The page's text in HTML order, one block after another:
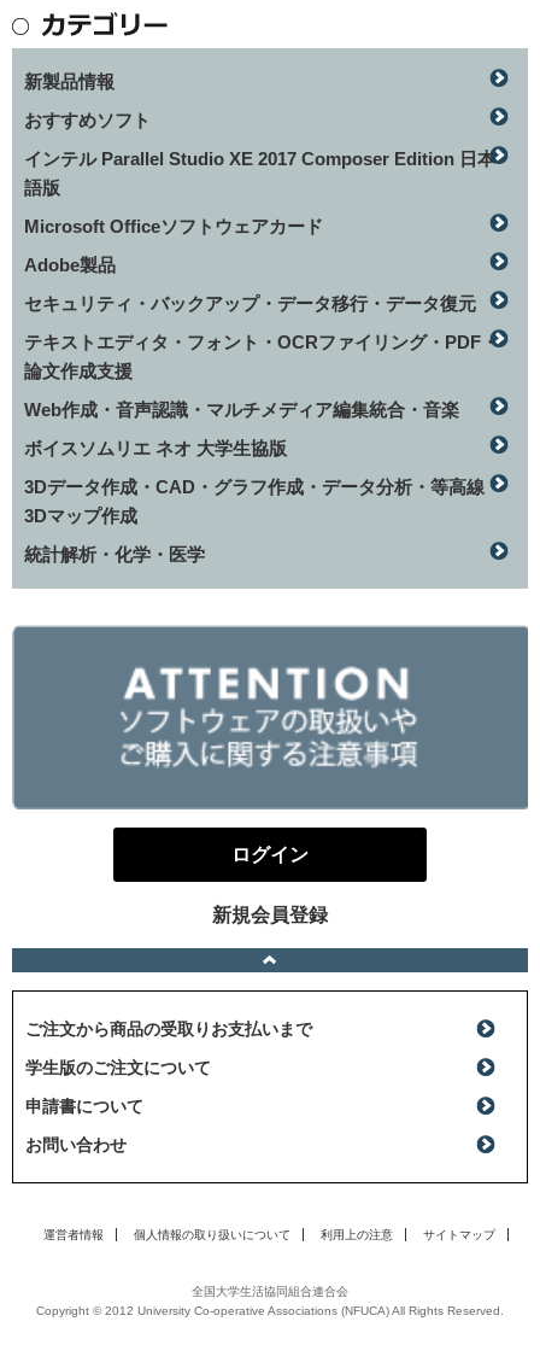
新製品情報
おすすめソフト
インテル Parallel Studio XE 2017 Composer Edition 日本
語版
Microsoft Officeソフトウェアカード
Adobe製品
セキュリティ・バックアップ・データ移行・データ復元
テキストエディタ・フォント・OCRファイリング・PDF・
論文作成支援
Web作成・音声認識・マルチメディア編集統合・音楽
ボイスソムリエ ネオ 大学生協版
3Dデータ作成・CAD・グラフ作成・データ分析・等高線
3Dマップ作成
統計解析・化学・医学
ログイン
新規会員登録
ご注文から商品の受取りお支払いまで
学生版のご注文について
申請書について
お問い合わせ
運営者情報 個人情報の取り扱いについて 利用上の注意 サイトマップ
全国大学生活協同組合連合会
Copyright © 2012 University Co-operative Associations (NFUCA) All Rights Reserved.